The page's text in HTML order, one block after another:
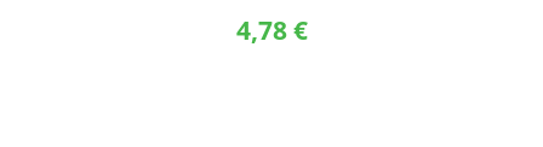
4,78 €